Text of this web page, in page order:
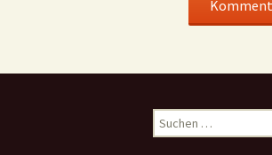
Suchen
nach: